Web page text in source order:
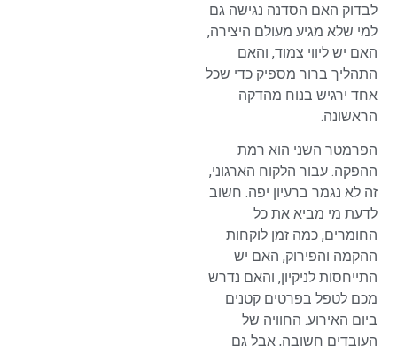
לבדוק האם הסדנה נגישה גם
למי שלא מגיע מעולם היצירה,
האם יש ליווי צמוד, והאם
התהליך ברור מספיק כדי שכל
אחד ירגיש בנוח מהדקה
הראשונה.
הפרמטר השני הוא רמת
ההפקה. עבור הלקוח הארגוני,
זה לא נגמר ברעיון יפה. חשוב
לדעת מי מביא את כל
החומרים, כמה זמן לוקחות
ההקמה והפירוק, האם יש
התייחסות לניקיון, והאם נדרש
מכם לטפל בפרטים קטנים
ביום האירוע. החוויה של
העובדים חשובה, אבל גם